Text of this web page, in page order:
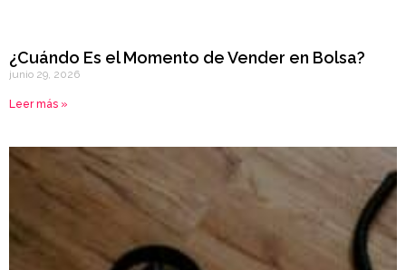
¿Cuándo Es el Momento de Vender en Bolsa?
junio 29, 2026
Leer más »